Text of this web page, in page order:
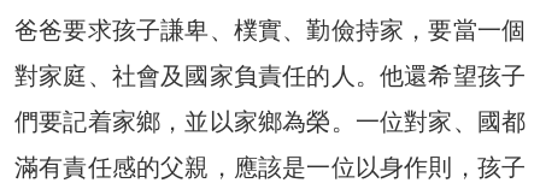
爸爸要求孩子謙卑、樸實、勤儉持家，要當一個
對家庭、社會及國家負責任的人。他還希望孩子
們要記着家鄉，並以家鄉為榮。一位對家、國都
滿有責任感的父親，應該是一位以身作則，孩子